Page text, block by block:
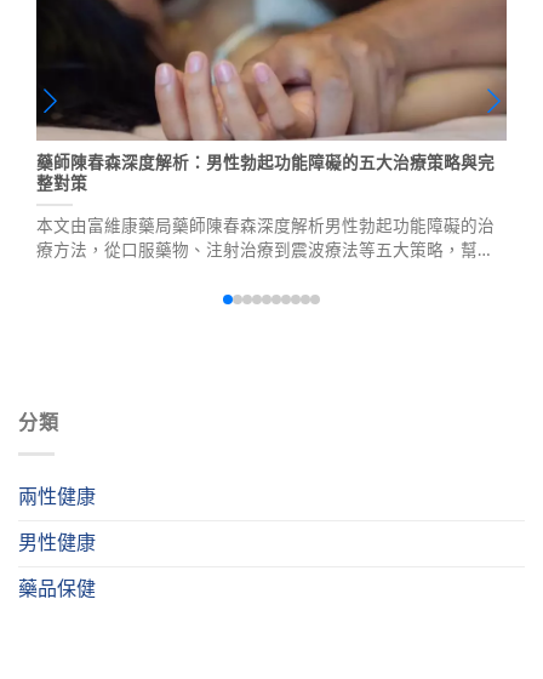
分類
兩性健康
男性健康
藥品保健
藥師陳春森深度解析：男性勃起功能障礙的五大治療策略與完
整對策
本文由富維康藥局藥師陳春森深度解析男性勃起功能障礙的治
療方法，從口服藥物、注射治療到震波療法等五大策略，幫助